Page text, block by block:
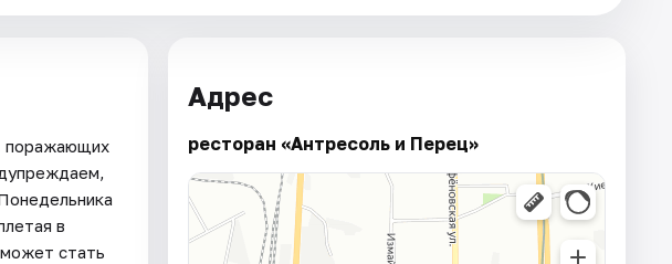
поражающих
в
стать
Адрес
ресторан «Антресоль и Перец»